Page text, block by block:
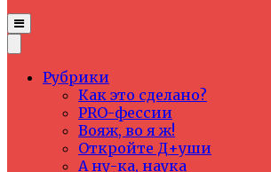
Рубрики
Как это сделано?
PRO-фессии
Вояж, во я ж!
Откройте Д+уши
А ну-ка, наука